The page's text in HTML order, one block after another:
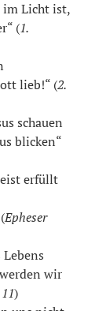
im Licht ist,
(1.
lieb!“ (2.
schauen
blicken“
erfüllt
Epheser
Lebens
wir
)